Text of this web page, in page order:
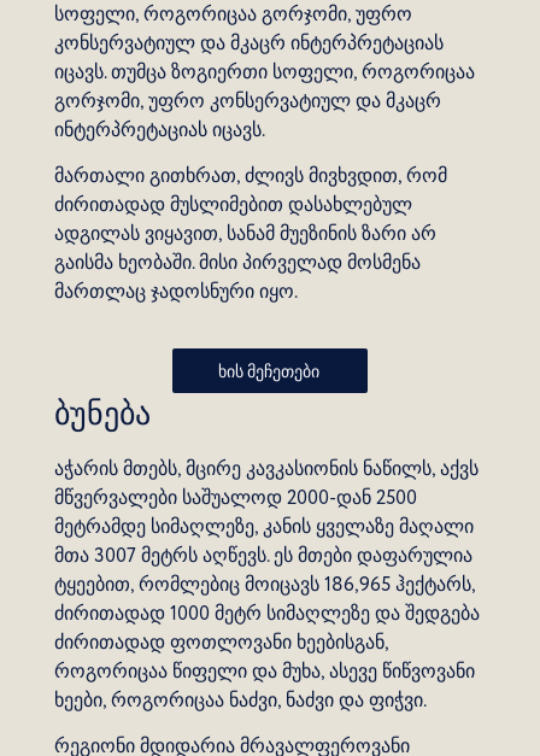
სოფელი, როგორიცაა გორჯომი, უფრო
კონსერვატიულ და მკაცრ ინტერპრეტაციას
იცავს.თუმცა ზოგიერთი სოფელი, როგორიცაა
გორჯომი, უფრო კონსერვატიულ და მკაცრ
ინტერპრეტაციას იცავს.
მართალი გითხრათ, ძლივს მივხვდით, რომ
ძირითადად მუსლიმებით დასახლებულ
ადგილას ვიყავით, სანამ მუეზინის ზარი არ
გაისმა ხეობაში. მისი პირველად მოსმენა
მართლაც ჯადოსნური იყო.
ხის მეჩეთები
ბუნება
აჭარის მთებს, მცირე კავკასიონის ნაწილს, აქვს
მწვერვალები საშუალოდ 2000-დან 2500
მეტრამდე სიმაღლეზე, კანის ყველაზე მაღალი
მთა 3007 მეტრს აღწევს. ეს მთები დაფარულია
ტყეებით, რომლებიც მოიცავს 186,965 ჰექტარს,
ძირითადად 1000 მეტრ სიმაღლეზე და შედგება
ძირითადად ფოთლოვანი ხეებისგან,
როგორიცაა წიფელი და მუხა, ასევე წიწვოვანი
ხეები, როგორიცაა ნაძვი, ნაძვი და ფიჭვი.
რეგიონი მდიდარია მრავალფეროვანი